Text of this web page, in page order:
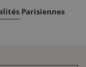
Parisiennes